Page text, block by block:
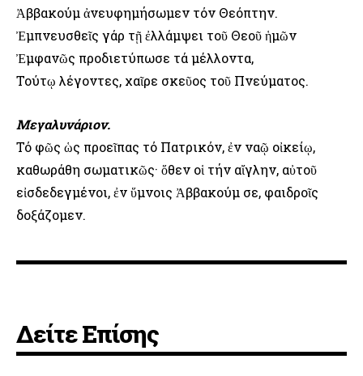
Ἀββακούμ ἀνευφημήσωμεν τόν Θεόπτην.
Ἐμπνευσθεῖς γάρ τῇ ἐλλάμψει τοῦ Θεοῦ ἡμῶν
Ἐμφανῶς προδιετύπωσε τά μέλλοντα,
Τούτῳ λέγοντες, χαῖρε σκεῦος τοῦ Πνεύματος.
Μεγαλυνάριον.
Τό φῶς ὡς προεῖπας τό Πατρικόν, ἐν ναῷ οἰκείῳ,
καθωράθη σωματικῶς· ὅθεν οἱ τήν αἴγλην, αὐτοῦ
εἰσδεδεγμένοι, ἐν ὕμνοις Ἀββακούμ σε, φαιδροῖς
δοξάζομεν.
Δείτε Επίσης